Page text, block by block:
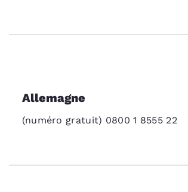
Allemagne
(numéro gratuit) 0800 1 8555 22